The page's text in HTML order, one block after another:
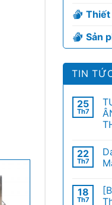
Thiết
Sản
TIN
25
Th7
22
Th7
18
Th7